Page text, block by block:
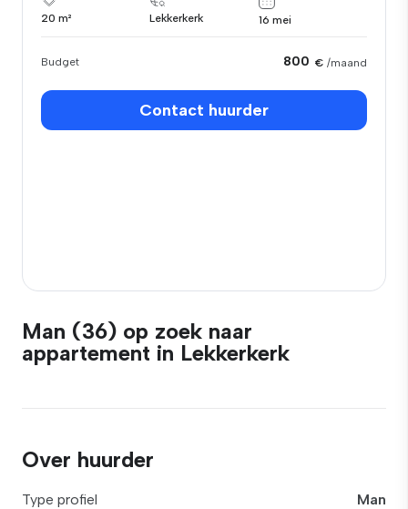
20 m² Lekkerkerk 16 mei
Budget 800 € /maand
Contact huurder
Man (36) op zoek naar
appartement in Lekkerkerk
Over huurder
Type profiel
Man